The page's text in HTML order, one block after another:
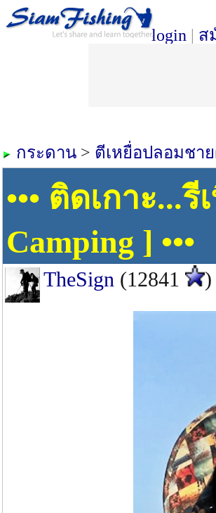
login | ส
กระดาน > ตีเหยื่อปลอมชาย
••• ติดเกาะ...
Camping ] •••
TheSign (12841 )